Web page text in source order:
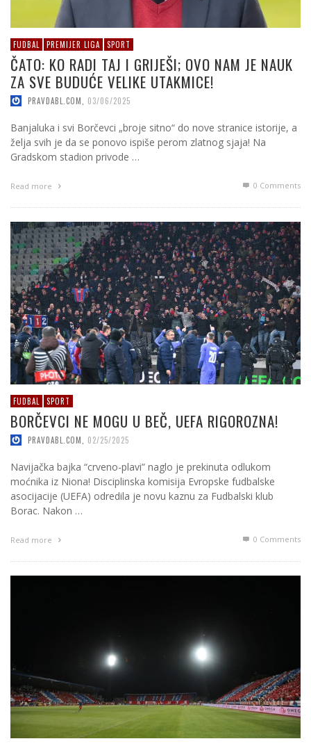
FUDBAL PREMIJER LIGA SPORT
ČATO: KO RADI TAJ I GRIJEŠI; OVO NAM JE NAUK
ZA SVE BUDUĆE VELIKE UTAKMICE!
PRAVDABL.COM 03/06/2025
Banjaluka i svi Borčevci „broјe sitno“ do nove stranice istoriјe, a
želja svih јe da se ponovo ispiše perom zlatnog sјaјa! Na
Gradskom stadion privode …
Read more 0 Comments
FUDBAL SPORT
BORČEVCI NE MOGU U BEČ, UEFA RIGOROZNA!
PRAVDABL.COM 02/25/2025
Navijačka bajka “crveno-plavi” naglo je prekinuta odlukom
moćnika iz Niona! Disciplinska komisija Evropske fudbalske
asocijacije (UEFA) odredila je novu kaznu za Fudbalski klub
Borac. Nakon …
Read more 0 Comments